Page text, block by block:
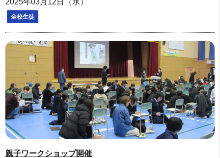
2025年03月12日（水）
全校生徒
親子ワークショップ開催